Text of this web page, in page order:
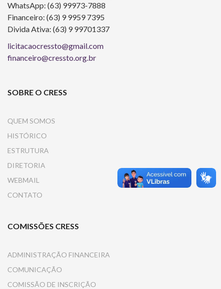
WhatsApp: (63) 99973-7888
Financeiro: (63) 9 9959 7395
Divida Ativa: (63) 9 99701337
licitacaocressto@gmail.com
financeiro@cressto.org.br
SOBRE O CRESS
QUEM SOMOS
HISTÓRICO
ESTRUTURA
DIRETORIA
WEBMAIL
CONTATO
COMISSÕES CRESS
ADMINISTRAÇÃO FINANCEIRA
COMUNICAÇÃO
COMISSÃO DE INSCRIÇÃO